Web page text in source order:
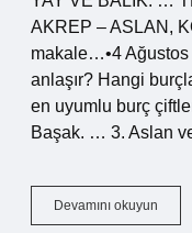
AKREP – ASLAN,
makale…•4
anlaşır? Hangi
en uyumlu burç
Başak. … 3. Aslan
Devamını okuyun
Burç